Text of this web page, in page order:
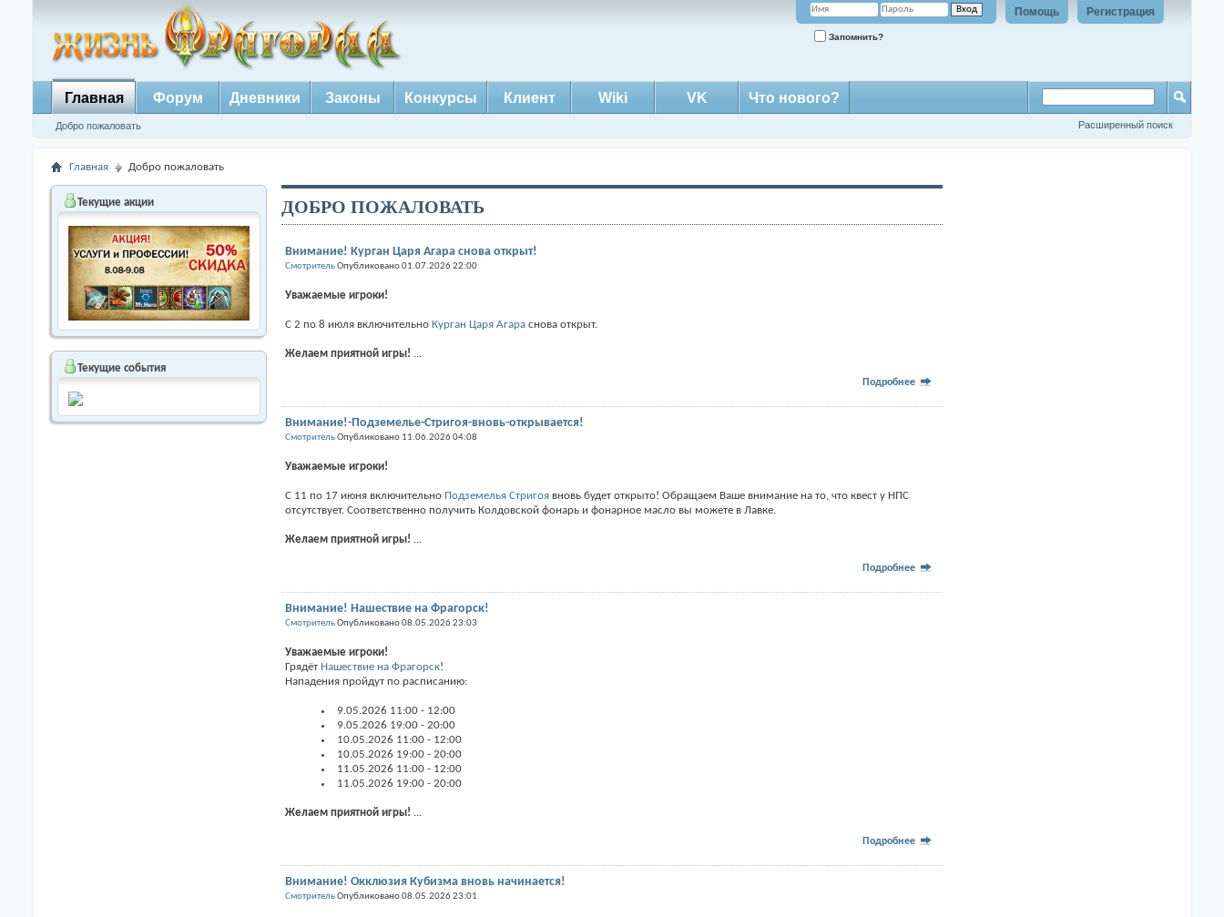
Регистрация
Помощь
Запомнить?
Главная
Добро пожаловать
Форум Дневники Законы Конкурсы Клиент Wiki VK Что нового?
Расширенный поиск
Главная Добро пожаловать
Текущие акции
Текущие события
ДОБРО ПОЖАЛОВАТЬ
Внимание! Курган Царя Агара снова открыт!
СмотрительОпубликовано 01.07.2026 22:00
Уважаемые игроки!
С 2 по 8 июля включительно Курган Царя Агараснова открыт.
Желаем приятной игры!
Подробнее
Внимание!-Подземелье-Стригоя-вновь-открывается!
СмотрительОпубликовано 11.06.2026 04:08
Уважаемые игроки!
С 11 по 17 июня включительно Подземелья Стригоя вновь будет открыто! Обращаем Ваше внимание на то, что квест у НПС
отсутствует. Соответственно получить Колдовской фонарь и фонарное масло вы можете в Лавке.
Желаем приятной игры!
Подробнее
Внимание! Нашествие на Фрагорск!
СмотрительОпубликовано 08.05.2026 23:03
Уважаемые игроки!
Грядёт Нашествие на Фрагорск!
Нападения пройдут по расписанию:
9.05.2026 11:00 - 12:00
9.05.2026 19:00 - 20:00
10.05.2026 11:00 - 12:00
10.05.2026 19:00 - 20:00
11.05.2026 11:00 - 12:00
11.05.2026 19:00 - 20:00
Желаем приятной игры!
Подробнее
Внимание! Окклюзия Кубизма внoвь начинается!
СмотрительОпубликовано 08.05.2026 23:01